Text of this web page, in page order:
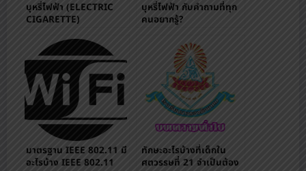
บุหรี่ไฟฟ้า (ELECTRIC
CIGARETTE)
บุหรี่ไฟฟ้า กับคำถามที่ทุก
คนอยากรู้?
มาตรฐาน IEEE 802.11 มี
อะไรบ้าง IEEE 802.11
ทักษะอะไรบ้างที่เด็กใน
ศตวรรษที่ 21 จำเป็นต้อง